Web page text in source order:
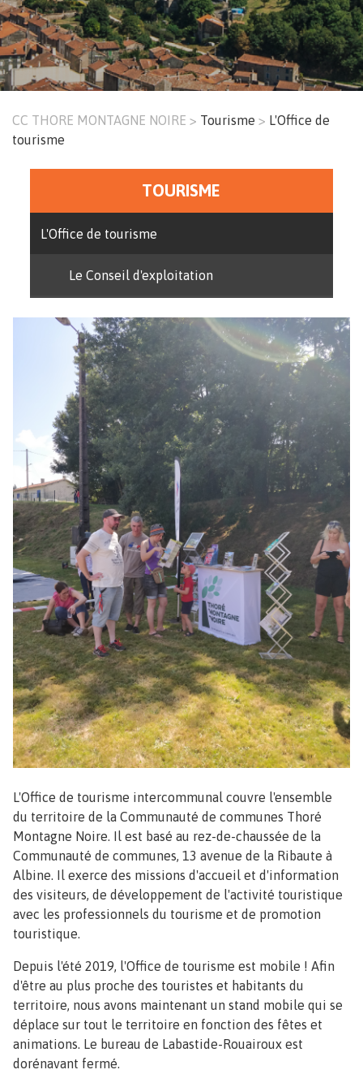
Fil
d'Ariane
CC THORE MONTAGNE NOIRE Tourisme
L'Office de
tourisme
principal
TOURISME
L'Office de tourisme
Le Conseil d'exploitation
L'Office de tourisme intercommunal couvre l'ensemble
du territoire de la Communauté de communes Thoré
Montagne Noire. Il est basé au rez-de-chaussée de la
Communauté de communes, 13 avenue de la Ribaute à
Albine. Il exerce des missions d'accueil et d'information
des visiteurs, de développement de l'activité touristique
avec les professionnels du tourisme et de promotion
touristique.
Depuis l'été 2019, l'Office de tourisme est mobile ! Afin
d'être au plus proche des touristes et habitants du
territoire, nous avons maintenant un stand mobile qui se
déplace sur tout le territoire en fonction des fêtes et
animations. Le bureau de Labastide-Rouairoux est
dorénavant fermé.